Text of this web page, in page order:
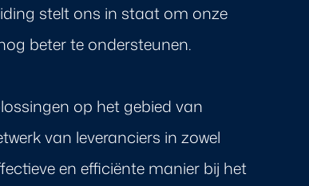
stelt ons in staat om onze
beter te ondersteunen.
op het gebied van
van leveranciers in zowel
en efficiënte manier bij het